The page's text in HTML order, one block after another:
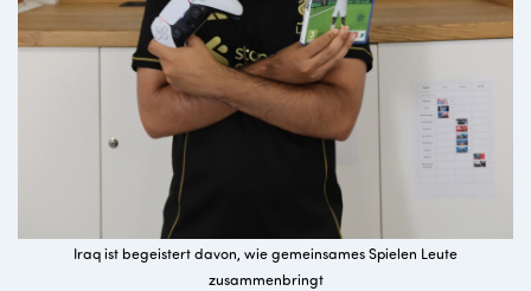
Iraq ist begeistert davon, wie gemeinsames Spielen Leute
zusammenbringt